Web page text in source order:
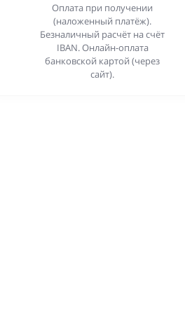
Оплата при получении
(наложенный платёж).
Безналичный расчёт на счёт
IBAN. Онлайн-оплата
банковской картой (через
сайт).